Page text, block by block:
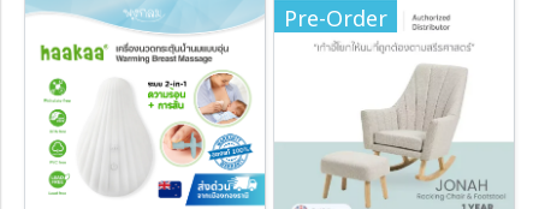
Pre-Order